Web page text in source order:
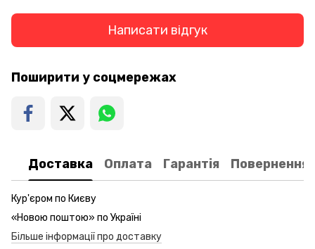
Написати відгук
Поширити у соцмережах
Доставка Оплата Гарантія Повернення
Кур'єром по Києву
«Новою поштою» по Україні
Більше інформації про доставку